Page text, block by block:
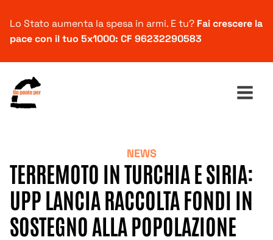
Lo Stato aumenta la spesa in armi. E tu? Fai crescere la
pace con il tuo 5x1000: CF 96232290583
per:
NEWS
TERREMOTO IN TURCHIA E SIRIA:
UPP LANCIA RACCOLTA FONDI IN
SOSTEGNO ALLA POPOLAZIONE